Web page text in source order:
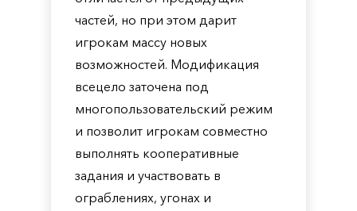
частей, но при этом дарит
игрокам массу новых
возможностей. Модификация
всецело заточена под
многопользовательский режим
и позволит игрокам совместно
выполнять кооперативные
задания и участвовать в
ограблениях, угонах и